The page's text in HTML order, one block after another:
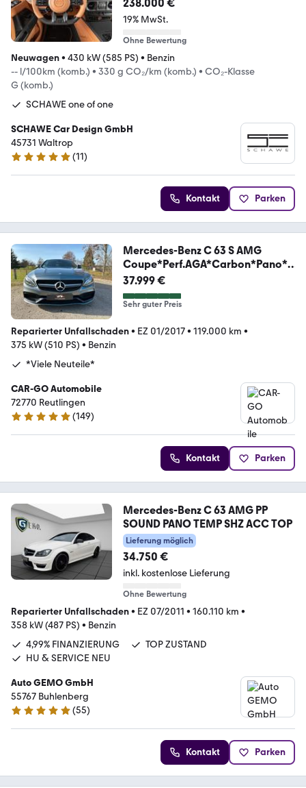
K*G63*1of1
238.000 €
19% MwSt.
Ohne Bewertung
Neuwagen• 430 kW (585 PS) • Benzin
-- l/100km (komb.) • 330 g CO₂/km (komb.) • CO₂-Klasse
G (komb.)
SCHAWE one of one
SCHAWE Car Design GmbH
45731 Waltrop
5 Sterne
(11)
Kontakt Parken
Mercedes-Benz C 63 S AMG
Coupe*Perf.AGA*Carbon*Pano*3
60°Kam*US
37.999 €
Sehr guter Preis
Reparierter Unfallschaden• EZ 01/2017• 119.000 km •
375 kW (510 PS) • Benzin
*Viele Neuteile*
CAR-GO Automobile
72770 Reutlingen
4.9 Sterne
(149)
Kontakt Parken
Mercedes-Benz C 63 AMG PP
SOUND PANO TEMP SHZ ACC TOP
Lieferung möglich
34.750 €
inkl. kostenlose Lieferung
Ohne Bewertung
Reparierter Unfallschaden• EZ 07/2011 • 160.110 km •
358 kW (487 PS) • Benzin
4,99% FINANZIERUNG
TOP ZUSTAND
HU & SERVICE NEU
Auto GEMO GmbH
55767 Buhlenberg
5 Sterne
(55)
Kontakt Parken